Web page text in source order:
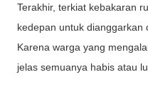
Terakhir, terkiat kebakaran
kedepan untuk dianggarkan
Karena warga yang
jelas semuanya habis atau